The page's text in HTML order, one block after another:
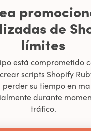
de
límites
está comprometido
scripts Shopify
su tiempo en
durante
tráfico.